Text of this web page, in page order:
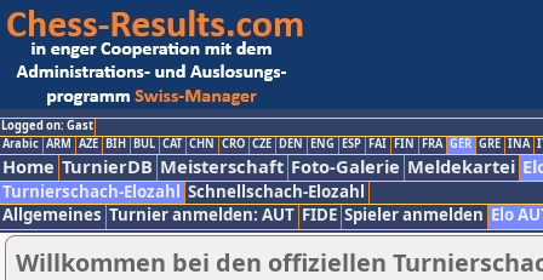
Logged on: Gast
Arabic ARM AZE BIH BUL CAT CHN CRO CZE DEN ENG ESP FAI FIN FRA GER GRE INA
Home TurnierDB Meisterschaft Foto-Galerie Meldekartei
Turnierschach-Elozahl Schnellschach-Elozahl
Allgemeines Turnier anmelden: AUT FIDE Spieler anmelden Elo
Willkommen bei den offiziellen